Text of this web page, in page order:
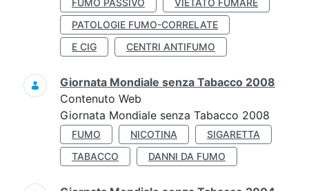
FUMO PASSIVO
VIETATO FUMARE
PATOLOGIE FUMO-CORRELATE
E CIG
CENTRI ANTIFUMO
Giornata Mondiale senza Tabacco 2008
Contenuto Web
Giornata Mondiale senza Tabacco 2008
FUMO NICOTINA
SIGARETTA
TABACCO
DANNI DA FUMO